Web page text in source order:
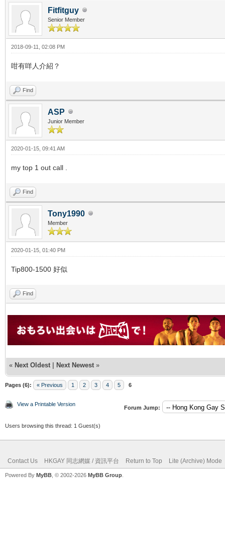
Fitfitguy
Senior Member
2018-09-11, 02:08 PM
咁有咩人介紹？
Find
ASP
Junior Member
2020-01-15, 09:41 AM
my top 1 out call .
Find
Tony1990
Member
2020-01-15, 01:40 PM
Tip800-1500 好似
Find
« Next Oldest | Next Newest »
Pages (6): « Previous 1 2 3 4 5 6
View a Printable Version
Forum Jump:
Users browsing this thread: 1 Guest(s)
Contact Us HKGAY 同志網媒 / 資訊平台 Return to Top Lite (Archive) Mode
Powered By MyBB , © 2002-2026 MyBB Group